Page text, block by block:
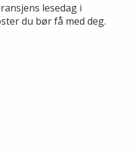
lesedag i
du bør få med deg.